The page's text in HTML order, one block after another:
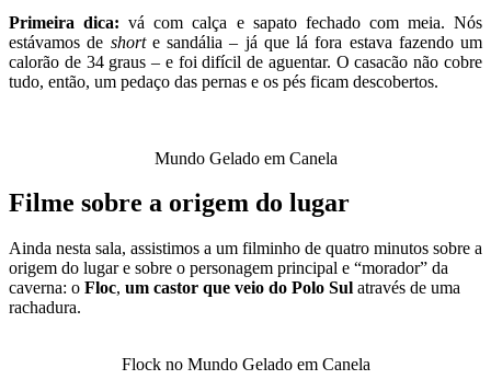
Primeira dica: vá com calça e sapato fechado com meia. Nós
estávamos de short e sandália – já que lá fora estava fazendo um
calorão de 34 graus – e foi difícil de aguentar. O casacão não cobre
tudo, então, um pedaço das pernas e os pés ficam descobertos.
Mundo Gelado em Canela
Filme sobre a origem do lugar
Ainda nesta sala, assistimos a um filminho de quatro minutos sobre a
origem do lugar e sobre o personagem principal e “morador” da
caverna: o Floc, um castor que veio do Polo Sul através de uma
rachadura.
Flock no Mundo Gelado em Canela